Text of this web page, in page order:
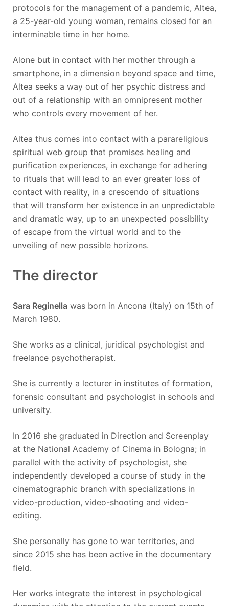
protocols for the management of a pandemic, Altea,
a 25-year-old young woman, remains closed for an
interminable time in her home.
Alone but in contact with her mother through a
smartphone, in a dimension beyond space and time,
Altea seeks a way out of her psychic distress and
out of a relationship with an omnipresent mother
who controls every movement of her.
Altea thus comes into contact with a parareligious
spiritual web group that promises healing and
purification experiences, in exchange for adhering
to rituals that will lead to an ever greater loss of
contact with reality, in a crescendo of situations
that will transform her existence in an unpredictable
and dramatic way, up to an unexpected possibility
of escape from the virtual world and to the
unveiling of new possible horizons.
The director
Sara Reginella was born in Ancona (Italy) on 15th of
March 1980.
She works as a clinical, juridical psychologist and
freelance psychotherapist.
She is currently a lecturer in institutes of formation,
forensic consultant and psychologist in schools and
university.
In 2016 she graduated in Direction and Screenplay
at the National Academy of Cinema in Bologna; in
parallel with the activity of psychologist, she
independently developed a course of study in the
cinematographic branch with specializations in
video-production, video-shooting and video-
editing.
She personally has gone to war territories, and
since 2015 she has been active in the documentary
field.
Her works integrate the interest in psychological